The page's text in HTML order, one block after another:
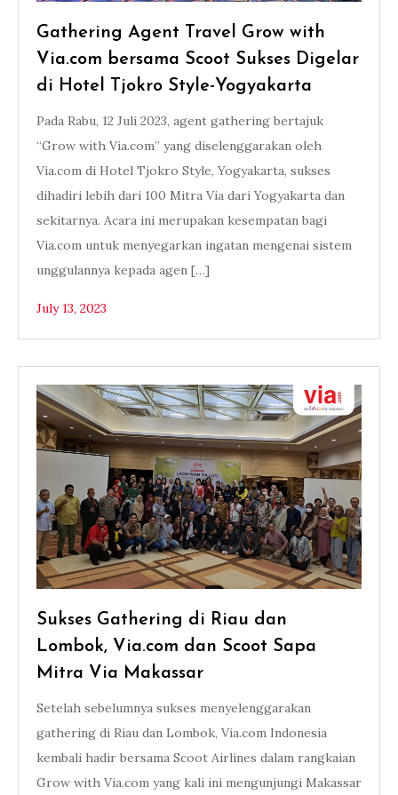
Gathering Agent Travel Grow with
Via.com bersama Scoot Sukses Digelar
di Hotel Tjokro Style-Yogyakarta
Pada Rabu, 12 Juli 2023, agent gathering bertajuk
“Grow with Via.com” yang diselenggarakan oleh
Via.com di Hotel Tjokro Style, Yogyakarta, sukses
dihadiri lebih dari 100 Mitra Via dari Yogyakarta dan
sekitarnya. Acara ini merupakan kesempatan bagi
Via.com untuk menyegarkan ingatan mengenai sistem
unggulannya kepada agen […]
July 13, 2023
Sukses Gathering di Riau dan
Lombok, Via.com dan Scoot Sapa
Mitra Via Makassar
Setelah sebelumnya sukses menyelenggarakan
gathering di Riau dan Lombok, Via.com Indonesia
kembali hadir bersama Scoot Airlines dalam rangkaian
Grow with Via.com yang kali ini mengunjungi Makassar